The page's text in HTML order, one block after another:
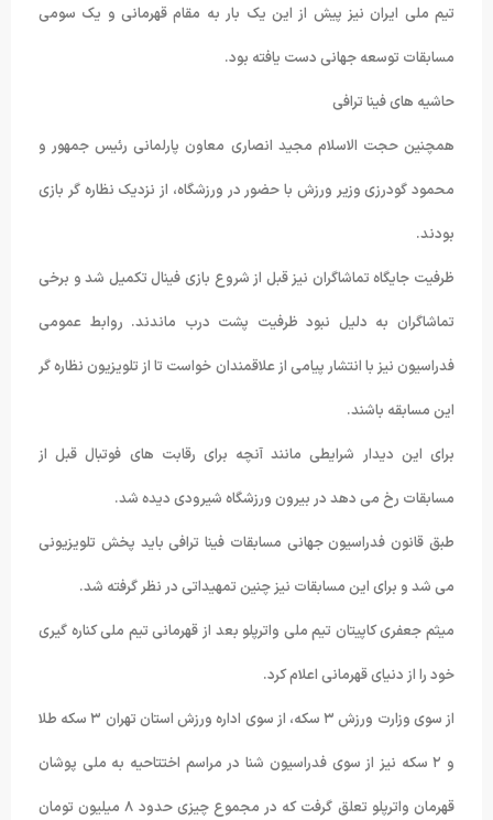
تیم ملی ایران نیز پیش از این یک بار به مقام قهرمانی و یک سومی
مسابقات توسعه جهانی دست یافته بود.
حاشیه های فینا ترافی
همچنین حجت الاسلام مجید انصاری معاون پارلمانی رئیس جمهور و
محمود گودرزی وزیر ورزش با حضور در ورزشگاه، از نزدیک نظاره گر بازی
بودند.
ظرفیت جایگاه تماشاگران نیز قبل از شروع بازی فینال تکمیل شد و برخی
تماشاگران به دلیل نبود ظرفیت پشت درب ماندند. روابط عمومی
فدراسیون نیز با انتشار پیامی از علاقمندان خواست تا از تلویزیون نظاره گر
این مسابقه باشند.
برای این دیدار شرایطی مانند آنچه برای رقابت های فوتبال قبل از
مسابقات رخ می دهد در بیرون ورزشگاه شیرودی دیده شد.
طبق قانون فدراسیون جهانی مسابقات فینا ترافی باید پخش تلویزیونی
می شد و برای این مسابقات نیز چنین تمهیداتی در نظر گرفته شد.
میثم جعفری کاپیتان تیم ملی واترپلو بعد از قهرمانی تیم ملی کناره گیری
خود را از دنیای قهرمانی اعلام کرد.
از سوی وزارت ورزش ۳ سکه، از سوی اداره ورزش استان تهران ۳ سکه طلا
و ۲ سکه نیز از سوی فدراسیون شنا در مراسم اختتاحیه به ملی پوشان
قهرمان واترپلو تعلق گرفت که در مجموع چیزی حدود ۸ میلیون تومان